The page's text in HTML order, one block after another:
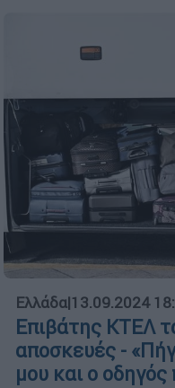
Ελλάδα|13.09.2024
Επιβάτης ΚΤΕΛ
αποσκευές -
μου και ο